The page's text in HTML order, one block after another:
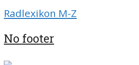
Radlexikon M-Z
No footer